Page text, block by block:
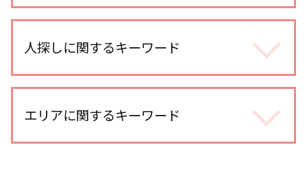
不倫 慰謝料 相場
浮気調査 gps 小型
浮気調査 費用 相手に請求
婚前調査 どこまで
身辺調査 結婚 借金
dv被害 探偵
結婚 身辺調査された
人探しに関するキーワード
人探し どうしたら
人探し 情報
復縁工作 探偵
エリアに関するキーワード